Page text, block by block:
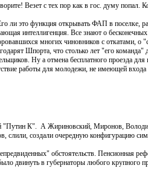
Везет с тех пор как в гос. думу попал.
ли это функция открывать ФАП в поселке,
интеллигенция. Все знают о
многих чиновников с откатами, о
Шпорта, что столько лет "его
Ну а отмена бесплатного проезда
работы для молодежи, не имеющей входа
"Путин К". А Жириновский, Миронов,
слили, создали очередную конфигурацию
обстоятельств. Пенсионная
двинуть в губернаторы любого крупного